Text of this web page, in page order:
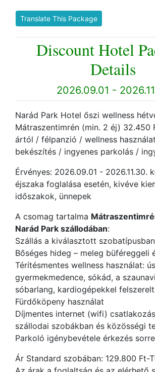
Translate This Package
Discount Hotel
Details
2026.09.01 -
Narád Park Hotel őszi wellness
Mátraszentimrén (min. 2 éj) 32.450
ártól / félpanzió / wellness
bekészítés / ingyenes parkolás /
Érvényes: 2026.09.01 - 2026.11.30.
éjszaka foglalása esetén, kivéve
időszakok, ünnepek
A csomag tartalma
Narád Park szállodában:
Szállás a kiválasztott szobatípusban
Bőséges hideg – meleg büféreggeli
Térítésmentes wellness használat:
gyermekmedence, sókád, a
sóbarlang, kardiogépekkel
Fürdőköpeny használat
Díjmentes internet (wifi)
szállodai szobákban és közösségi
Parkoló igénybevétele érkezés
Ár Standard szobában: 129.800 Ft-